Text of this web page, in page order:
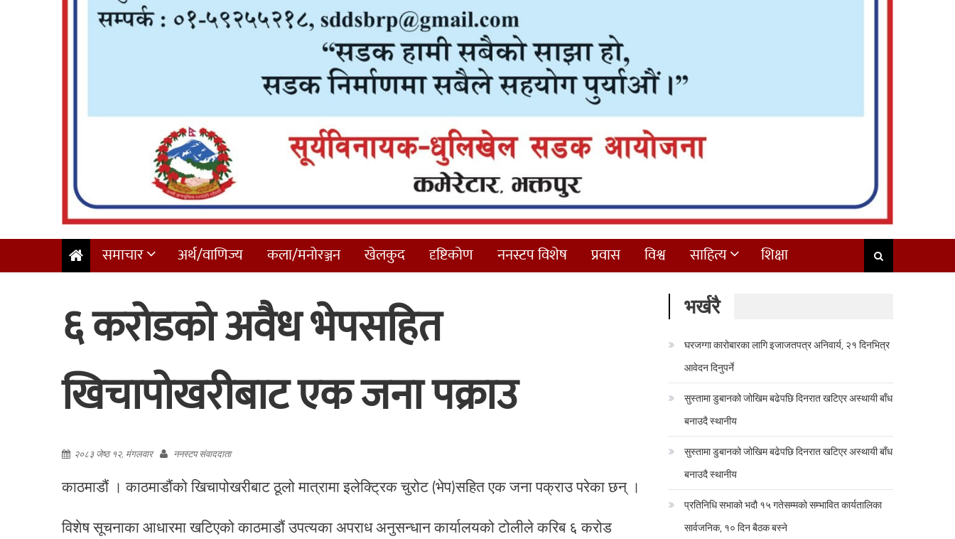
समाचार अर्थ/वाणिज्य कला/मनोरञ्जन खेलकुद दृष्टिकोण ननस्टप विशेष प्रवास विश्व साहित्य शिक्षा
६ करोडको अवैध भेपसहित
खिचापोखरीबाट एक जना पक्राउ
२०८३ जेष्ठ १२, मंगलवार ननस्टप संवाददाता
काठमाडौं । काठमाडौंको खिचापोखरीबाट ठूलो मात्रामा इलेक्ट्रिक चुरोट (भेप)सहित एक जना पक्राउ परेका छन् ।
विशेष सूचनाका आधारमा खटिएको काठमाडौं उपत्यका अपराध अनुसन्धान कार्यालयको टोलीले करिब ६ करोड
भर्खरै
घरजग्गा कारोबारका लागि इजाजतपत्र अनिवार्य, २१ दिनभित्र
आवेदन दिनुपर्ने
सुस्तामा डुबानको जोखिम बढेपछि दिनरात खटिएर अस्थायी बाँध
बनाउदै स्थानीय
सुस्तामा डुबानको जोखिम बढेपछि दिनरात खटिएर अस्थायी बाँध
बनाउदै स्थानीय
प्रतिनिधि सभाको भदौ १५ गतेसम्मको सम्भावित कार्यतालिका
सार्वजनिक, १० दिन बैठक बस्ने